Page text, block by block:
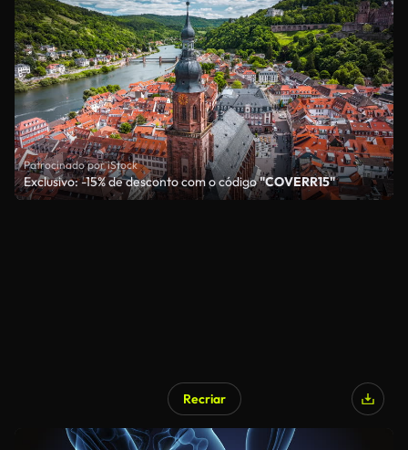
Patrocinado por iStock
Exclusivo: -15% de desconto com o código"COVERR15"
Recriar